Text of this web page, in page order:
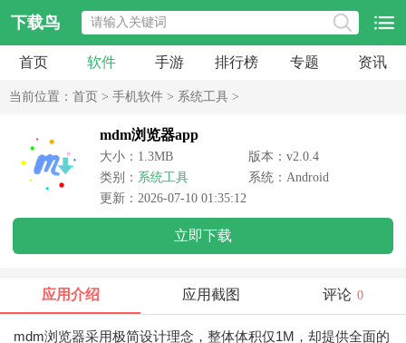
下载鸟
首页 软件 手游 排行榜 专题 资讯
当前位置： 首页 > 手机软件 > 系统工具 >
mdm浏览器app
大小：1.3MB
版本：v2.0.4
类别： 系统工具
系统：Android
更新：2026-07-10 01:35:12
立即下载
应用介绍 应用截图 评论 0
mdm浏览器采用极简设计理念，整体体积仅1M，却提供全面的